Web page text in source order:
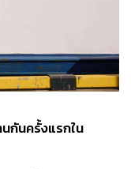
กันครั้งแรกใน